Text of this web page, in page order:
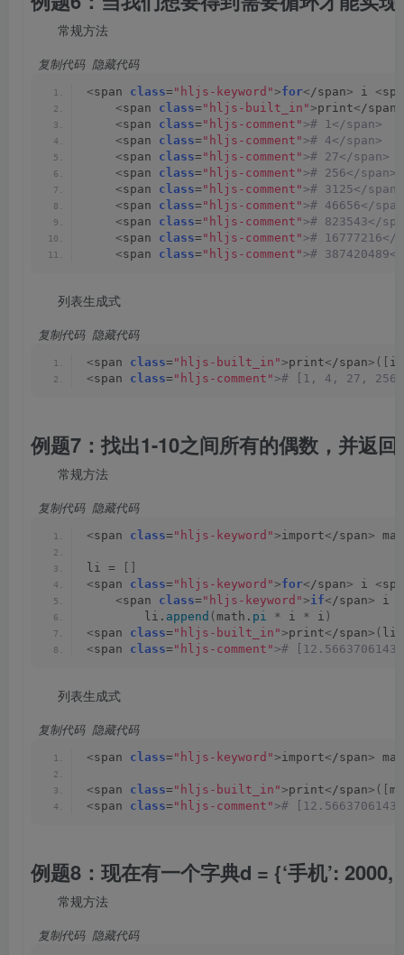
常规方法
复制代码 隐藏代码
<span class= "hljs-keyword">for< /span> i <
<span class= "hljs-built_in">print< /span
<span class= "hljs-comment" ># 1</span>
<span class= "hljs-comment" ># 4</span>
<span class= "hljs-comment" ># 27</span>
<span class= "hljs-comment" ># 256</span>
<span class= "hljs-comment" ># 3125</span>
<span class= "hljs-comment" ># 46656</
<span class= "hljs-comment" ># 823543</
<span class= "hljs-comment" ># 16777216</
<span class= "hljs-comment" >#
列表生成式
复制代码 隐藏代码
<span class= "hljs-built_in">print< /span>([ i
<span class= "hljs-comment" ># [1, 4, 27, 256,
例题7：找出1-10之间所有的偶数，并返
常规方法
复制代码 隐藏代码
<span class= "hljs-keyword">import< /span>
li =
<span class= "hljs-keyword">for< /span> i <
<span class= "hljs-keyword">if< /span> i
        li.
append ( math. pi * i * i )
<span class= "hljs-built_in">print< /span>( li
<span class= "hljs-comment" >#
列表生成式
复制代码 隐藏代码
<span class= "hljs-keyword">import< /span>
<span class= "hljs-built_in">print< /span>([
<span class= "hljs-comment" >#
例题8：现在有一个字典d = {‘手机’: 2000,
常规方法
复制代码 隐藏代码